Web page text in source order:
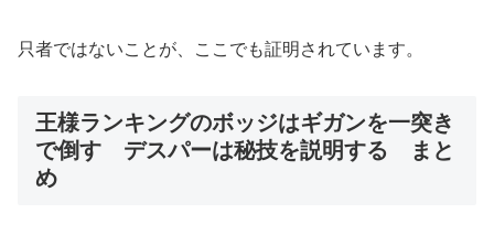
只者ではないことが、ここでも証明されています。
王様ランキングのボッジはギガンを一突き
で倒す デスパーは秘技を説明する まと
め